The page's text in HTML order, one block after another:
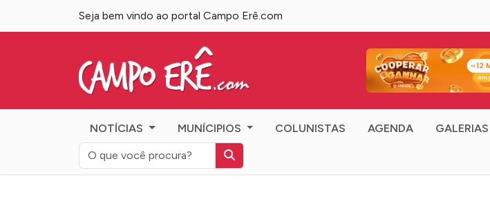
Seja bem vindo ao portal Campo Erê.com
Campo Erê.com
NOTÍCIAS MUNÍCIPIOS COLUNISTAS AGENDA GALERIAS